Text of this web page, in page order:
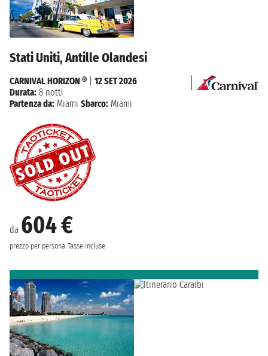
Stati Uniti, Antille Olandesi
da 604 €
prezzo per persona Tasse incluse
CARNIVAL HORIZON ®
12 SET 2026
Durata: 8 notti
Partenza da: Miami Sbarco: Miami